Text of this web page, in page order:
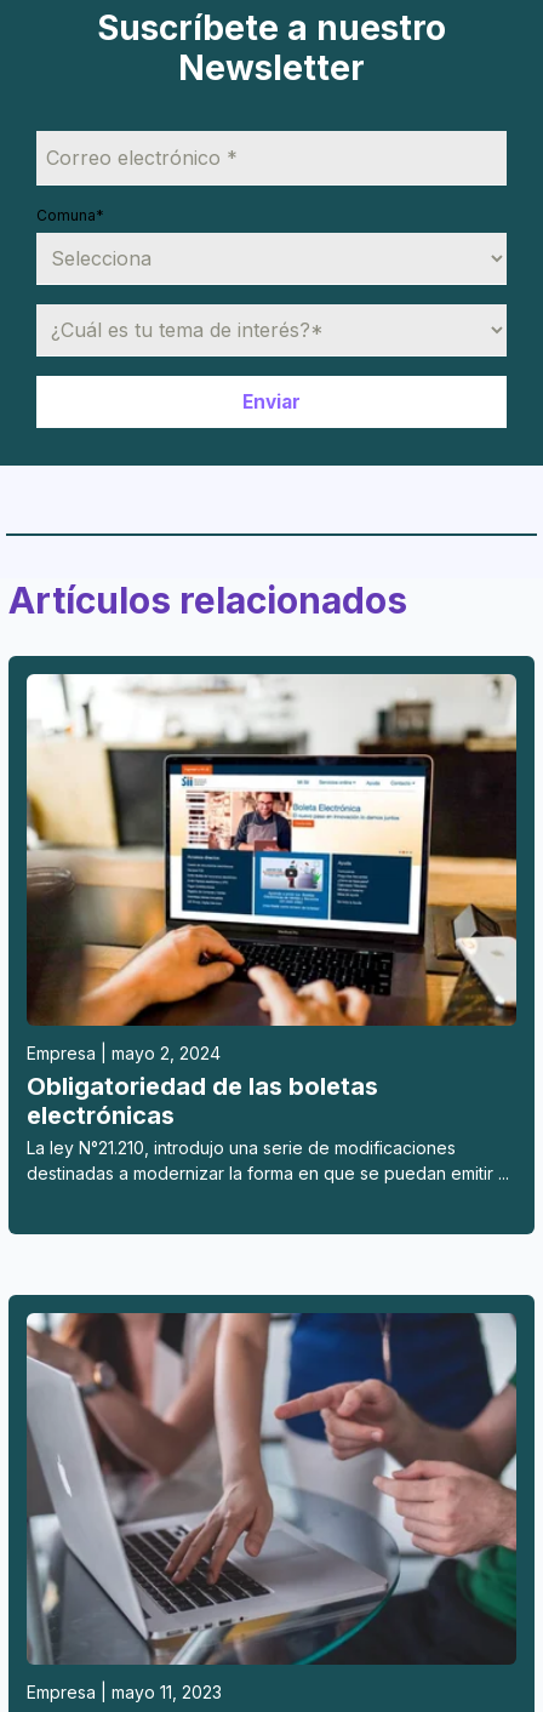
Suscríbete a nuestro
Newsletter
Comuna*
Artículos relacionados
Empresa | mayo 2, 2024
Obligatoriedad de las boletas
electrónicas
La ley N°21.210, introdujo una serie de modificaciones
destinadas a modernizar la forma en que se puedan emitir ...
Empresa | mayo 11, 2023